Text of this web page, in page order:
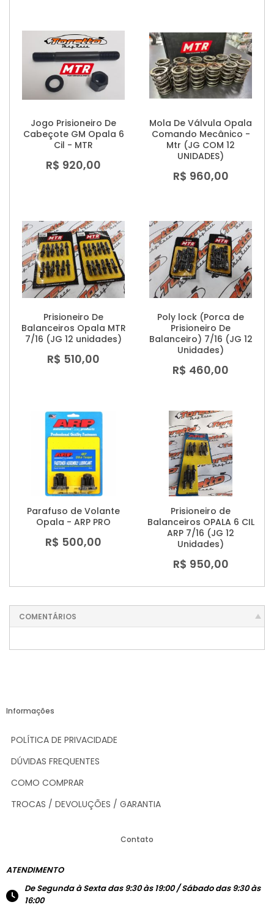
Jogo Prisioneiro De
Cabeçote GM Opala 6
Cil - MTR
R$ 920,00
Mola De Válvula Opala
Comando Mecânico -
Mtr (JG COM 12
UNIDADES)
R$ 960,00
Prisioneiro De
Balanceiros Opala MTR
7/16 (JG 12 unidades)
R$ 510,00
Poly lock (Porca de
Prisioneiro De
Balanceiro) 7/16 (JG 12
Unidades)
R$ 460,00
Parafuso de Volante
Opala - ARP PRO
R$ 500,00
Prisioneiro de
Balanceiros OPALA 6 CIL
ARP 7/16 (JG 12
Unidades)
R$ 950,00
COMENTÁRIOS
Informações
POLÍTICA DE PRIVACIDADE
DÚVIDAS FREQUENTES
COMO COMPRAR
TROCAS / DEVOLUÇÕES / GARANTIA
Contato
ATENDIMENTO
De Segunda à Sexta das 9:30 às 19:00 / Sábado das 9:30 às
16:00